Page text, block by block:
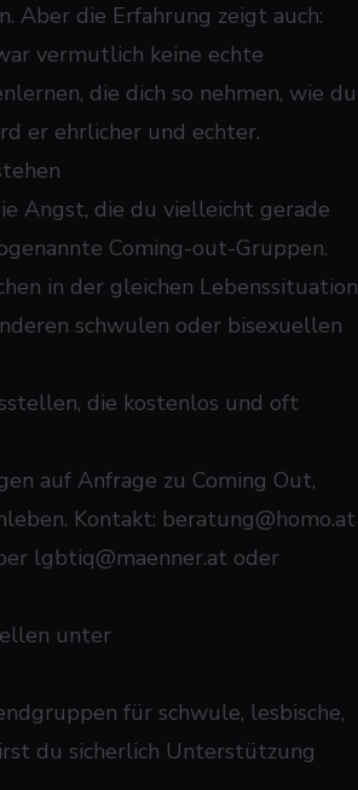
Aber die Erfahrung zeigt auch:
vermutlich keine echte
die dich so nehmen, wie du
er ehrlicher und echter.
Angst, die du vielleicht gerade
Coming-out-Gruppen.
in der gleichen Lebenssituation
schwulen oder bisexuellen
die kostenlos und oft
auf Anfrage zu Coming Out,
Kontakt: beratung@homo.at
lgbtiq@maenner.at oder
unter
für schwule, lesbische,
du sicherlich Unterstützung